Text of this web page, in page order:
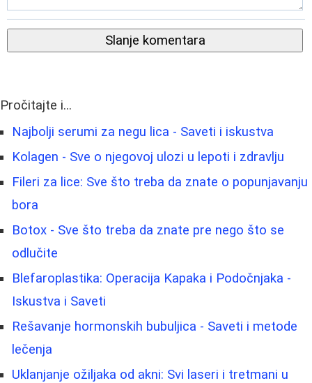
Slanje komentara
Pročitajte i...
Najbolji serumi za negu lica - Saveti i iskustva
Kolagen - Sve o njegovoj ulozi u lepoti i zdravlju
Fileri za lice: Sve što treba da znate o popunjavanju
bora
Botox - Sve što treba da znate pre nego što se
odlučite
Blefaroplastika: Operacija Kapaka i Podočnjaka -
Iskustva i Saveti
Rešavanje hormonskih bubuljica - Saveti i metode
lečenja
Uklanjanje ožiljaka od akni: Svi laseri i tretmani u